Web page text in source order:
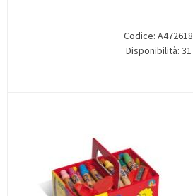
Codice: A472618
Disponibilità: 31